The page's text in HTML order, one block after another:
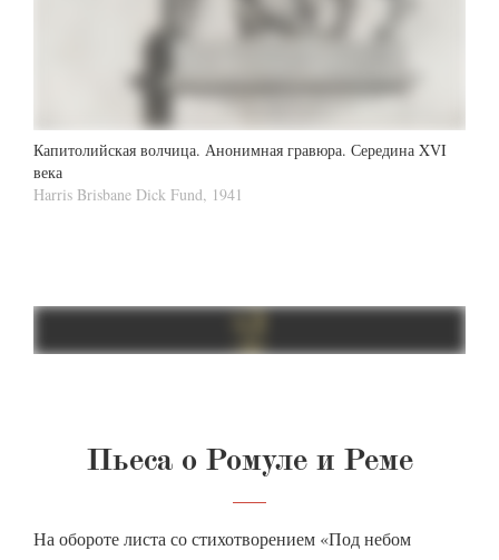
Капитолийская волчица. Анонимная гравюра. Середина XVI
века
Harris Brisbane Dick Fund, 1941
Пьеса о Ромуле и Реме
На обороте листа со стихотворением «Под небом